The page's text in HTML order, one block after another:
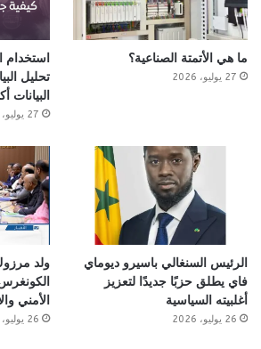
ما هي الأتمتة الصناعية؟
27 يوليو، 2026
استخدام
تحليل
البيانات
27 يوليو، 2026
الرئيس السنغالي باسيرو ديوماي
فاي يطلق حزبًا جديدًا لتعزيز
أغلبيته السياسية
26 يوليو، 2026
ولد
الأمني
26 يوليو، 2026